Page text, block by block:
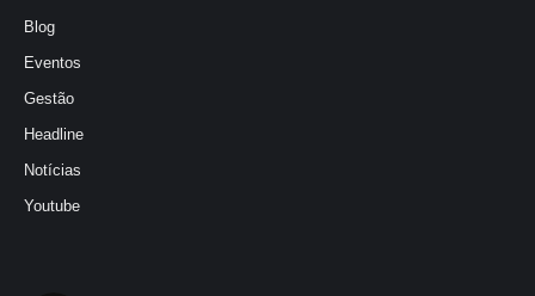
Blog
Eventos
Gestão
Headline
Notícias
Youtube